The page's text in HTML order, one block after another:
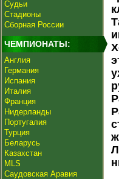
Судьи
Стадионы
Сборная России
ЧЕМПИОНАТЫ:
Англия
Германия
Испания
Италия
Франция
Нидерланды
Португалия
Турция
Беларусь
Казахстан
MLS
Саудовская Аравия